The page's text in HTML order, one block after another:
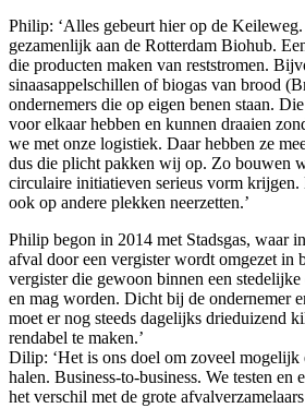
Philip: ‘Alles gebeurt hier op de
gezamenlijk aan de Rotterdam Biohub.
die producten maken van reststromen.
sinaasappelschillen of biogas van brood
ondernemers die op eigen benen staan.
voor elkaar hebben en kunnen draaien
we met onze logistiek. Daar hebben ze
dus die plicht pakken wij op. Zo bouwen
circulaire initiatieven serieus vorm
ook op andere plekken neerzetten.’
Philip begon in 2014 met Stadsgas, waar
afval door een vergister wordt omgezet in
vergister die gewoon binnen een
en mag worden. Dicht bij de ondernemer
moet er nog steeds dagelijks drieduizend
rendabel te maken.’
Dilip: ‘Het is ons doel om zoveel mogelijk
halen. Business-to-business. We testen en
het verschil met de grote afvalverzamelaars